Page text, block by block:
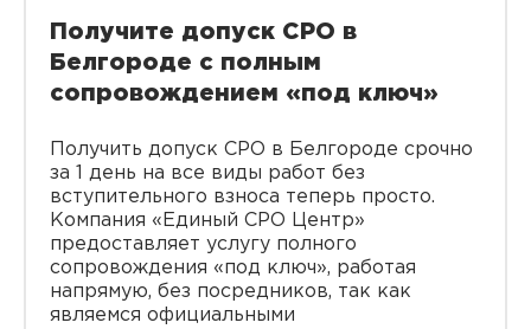
Получите допуск СРО в
Белгороде с полным
сопровождением «под ключ»
Получить допуск СРО в Белгороде срочно
за 1 день на все виды работ без
вступительного взноса теперь просто.
Компания «Единый СРО Центр»
предоставляет услугу полного
сопровождения «под ключ», работая
напрямую, без посредников, так как
являемся официальными